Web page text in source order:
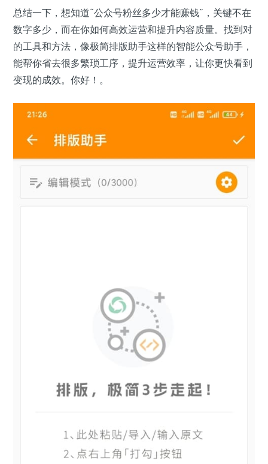
总结一下，想知道“公众号粉丝多少才能赚钱”，关键不在
数字多少，而在你如何高效运营和提升内容质量。找到对
的工具和方法，像极简排版助手这样的智能公众号助手，
能帮你省去很多繁琐工序，提升运营效率，让你更快看到
变现的成效。你好！。